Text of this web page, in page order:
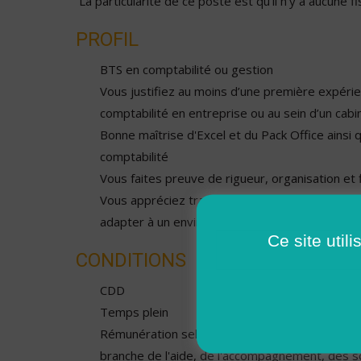
PROFIL
BTS en comptabilité ou gestion
Vous justifiez au moins d’une première
comptabilité en entreprise ou au sein d’un
Bonne maîtrise d'Excel et du Pack Office ainsi
comptabilité
Vous faites preuve de rigueur, organisation et
Vous appréciez travailler en équipe et êtes
adapter à un environnement en évolution
CONDITIONS
CDD
Temps plein
Rémunération selon la catégorie de la
branche de l'aide, de l'accompagnement, des
Ce site